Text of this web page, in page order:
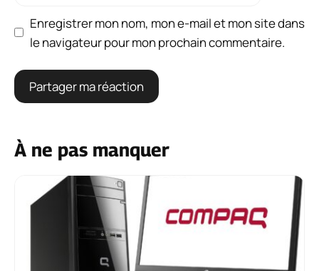
Enregistrer mon nom, mon e-mail et mon site dans
le navigateur pour mon prochain commentaire.
À ne pas manquer